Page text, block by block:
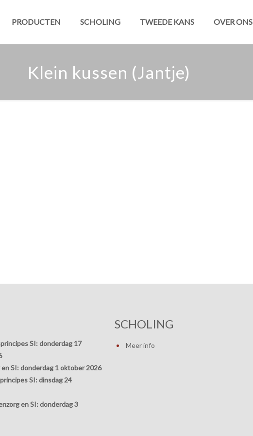
PRODUCTEN SCHOLING TWEEDE KANS OVER ONS
Klein kussen (Jantje)
SI: donderdag 17
SI: donderdag 1 oktober 2026
SI: dinsdag 24
en SI: donderdag 3
SCHOLING
Meer info